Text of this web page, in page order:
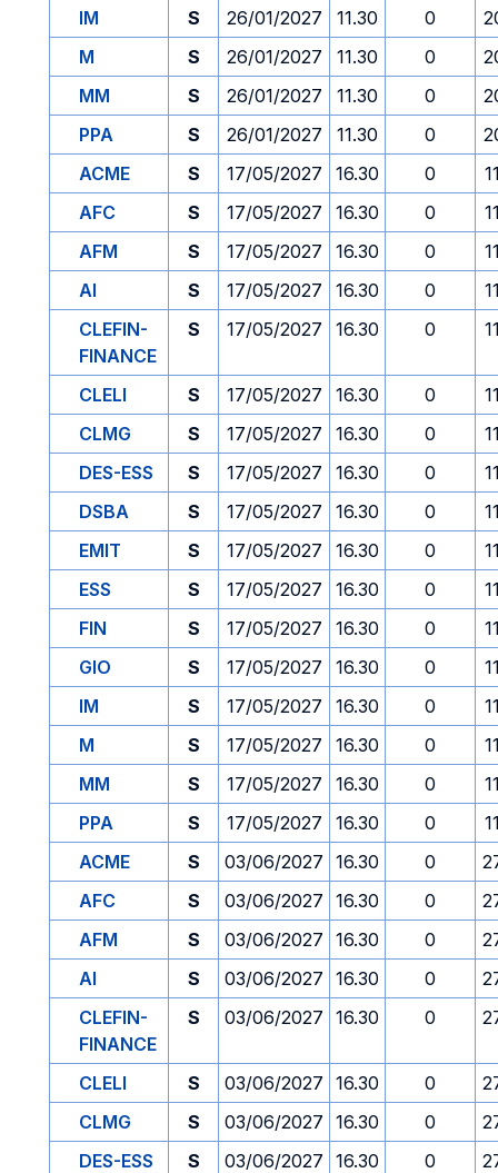
IM S 26/01/2027 11.30 0
M
S 26/01/2027 11.30 0
MM
S 26/01/2027 11.30 0
PPA
S 26/01/2027 11.30 0
ACME
S 17/05/2027 16.30 0
AFC
S 17/05/2027 16.30 0
AFM
S 17/05/2027 16.30 0
AI
S 17/05/2027 16.30 0
CLEFIN-
FINANCE
S 17/05/2027 16.30 0
CLELI S 17/05/2027 16.30 0
CLMG
S 17/05/2027 16.30 0
DES-ESS
S 17/05/2027 16.30 0
DSBA
S 17/05/2027 16.30 0
EMIT
S 17/05/2027 16.30 0
ESS
S 17/05/2027 16.30 0
FIN
S 17/05/2027 16.30 0
GIO
S 17/05/2027 16.30 0
IM
S 17/05/2027 16.30 0
M
S 17/05/2027 16.30 0
MM
S 17/05/2027 16.30 0
PPA
S 17/05/2027 16.30 0
ACME
S 03/06/2027 16.30 0
AFC
S 03/06/2027 16.30 0
AFM
S 03/06/2027 16.30 0
AI
S 03/06/2027 16.30 0
CLEFIN-
FINANCE
S 03/06/2027 16.30 0
CLELI S 03/06/2027 16.30 0
CLMG
S 03/06/2027 16.30 0
DES-ESS
S 03/06/2027 16.30 0